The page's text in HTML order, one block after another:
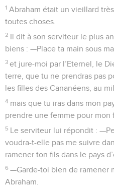
1 Abraham était un vieillard
toutes choses.
2 Il dit à son serviteur le plus
biens : —Place ta main sous
3 et jure-moi par l’Eternel, le
terre, que tu ne prendras pas
les filles des Cananéens, au
4 mais que tu iras dans mon
prendre une femme pour mon
5 Le serviteur lui répondit :
voudra-t-elle pas me suivre
ramener ton fils dans le pays
6 —Garde-toi bien de ramener
Abraham.